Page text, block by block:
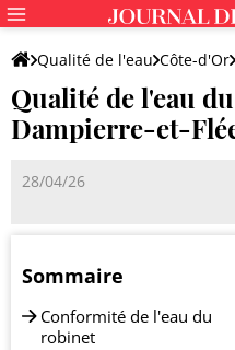
Qualité de l'eau Côte-d'Or
Qualité de l'eau
Dampierre-et-
28/04/26
Sommaire
Conformité de l'eau du
robinet